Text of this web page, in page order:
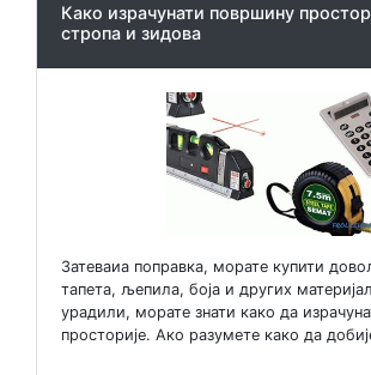
Како израчунати површину
стропа и зидова
Затеваиа поправка, морате купити
тапета, љепила, боја и других
урадили, морате знати како да
просторије. Ако разумете како да